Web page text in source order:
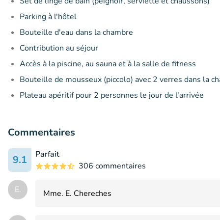
Parking à l'hôtel
Bouteille d'eau dans la chambre
Contribution au séjour
Accès à la piscine, au sauna et à la salle de fitness
Bouteille de mousseux (piccolo) avec 2 verres dans la
Plateau apéritif pour 2 personnes le jour de l'arrivée
Commentaires
9.1
Parfait
306 commentaires
E. Mme. E. Chereches